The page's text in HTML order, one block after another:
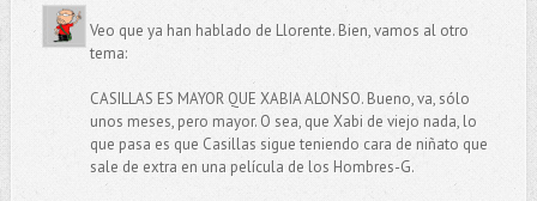
Veo que ya han hablado de Llorente. Bien, vamos al otro
tema:
CASILLAS ES MAYOR QUE XABIA ALONSO. Bueno, va, sólo
unos meses, pero mayor. O sea, que Xabi de viejo nada, lo
que pasa es que Casillas sigue teniendo cara de niñato que
sale de extra en una película de los Hombres-G.